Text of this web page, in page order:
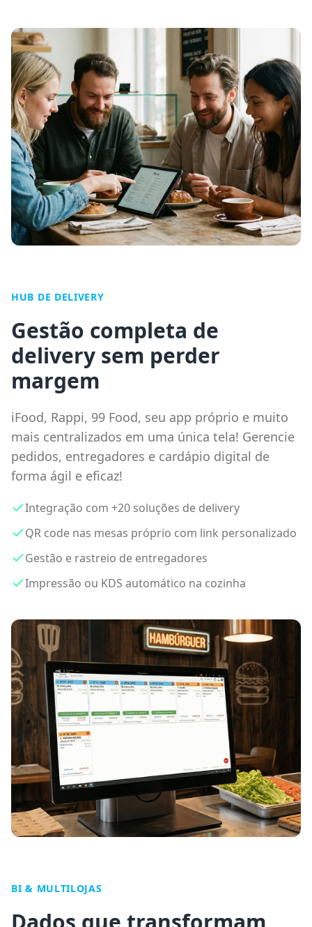
HUB DE DELIVERY
Gestão completa de
delivery sem perder
margem
iFood, Rappi, 99 Food, seu app próprio e muito
mais centralizados em uma única tela! Gerencie
pedidos, entregadores e cardápio digital de
forma ágil e eficaz!
Integração com +20 soluções de delivery
QR code nas mesas próprio com link personalizado
Gestão e rastreio de entregadores
Impressão ou KDS automático na cozinha
BI & MULTILOJAS